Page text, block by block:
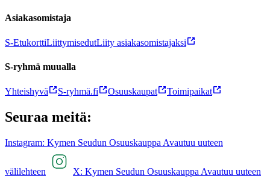
Asiakasomistaja
S-EtukorttiLiittymisedutLiity asiakasomistajaksi
S-ryhmä muualla
Yhteishyvä S-ryhmä.fi Osuuskaupat Toimipaikat
Seuraa meitä:
Instagram: Kymen Seudun Osuuskauppa Avautuu uuteen
välilehteen X: Kymen Seudun Osuuskauppa Avautuu uuteen